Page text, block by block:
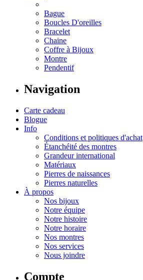
Bague
Boucles D'oreilles
Bracelet
Chaine
Coffre à Bijoux
Montre
Pendentif
Navigation
Carte cadeau
Blogue
Info
Conditions et politiques d'achat
Étanchéité des montres
Grandeur international
Matériaux
Pierres de naissances
Pierres naturelles
À propos
Nos bijoux
Notre équipe
Notre histoire
Notre horaire
Nos montres
Nos services
Nous joindre
Compte